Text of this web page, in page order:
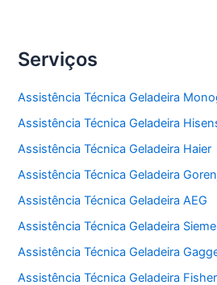
Serviços
Assistência Técnica Geladeira
Assistência Técnica Geladeira
Assistência Técnica Geladeira Haier
Assistência Técnica Geladeira
Assistência Técnica Geladeira AEG
Assistência Técnica Geladeira
Assistência Técnica Geladeira
Assistência Técnica Geladeira